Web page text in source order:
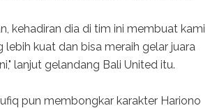
kehadiran dia di tim ini membuat kami
lebih kuat dan bisa meraih gelar juara
lanjut gelandang Bali United itu.
pun membongkar karakter Hariono